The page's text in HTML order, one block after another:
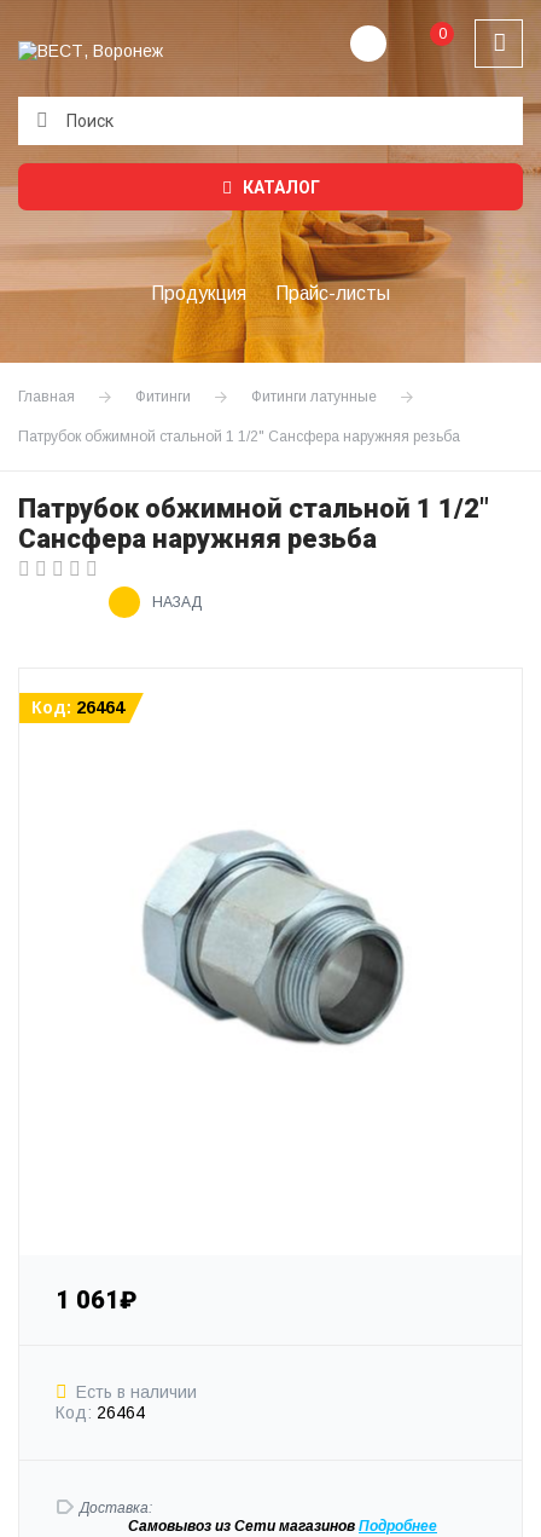
0
КАТАЛОГ
Продукция Прайс-листы
Главная Фитинги Фитинги латунные
Патрубок обжимной стальной 1 1/2" Сансфера наружняя резьба
Патрубок обжимной стальной 1 1/2"
Сансфера наружняя резьба
НАЗАД
Код: 26464
1 061₽
Есть в наличии
Код: 26464
Доставка:
Самовывоз из Сети магазинов Подробнее